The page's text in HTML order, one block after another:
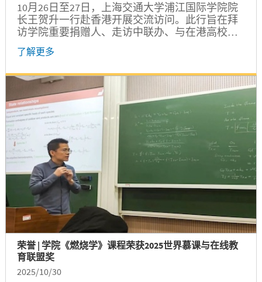
10月26日至27日，上海交通大学浦江国际学院院
长王贺升一行赴香港开展交流访问。此行旨在拜
访学院重要捐赠人、走访中联办、与在港高校推
进校际合作并看望部分校友。上海唐君远教育基
金会秘书长张伟，学院副院长孔令逊、郑刚，发
关活动。...
了解更多
荣誉 | 学院《燃烧学》课程荣获2025世界慕课与在线教
育联盟奖
2025/10/30